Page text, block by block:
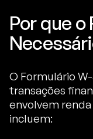
Por que o
O Formulário
transações
envolvem
incluem: